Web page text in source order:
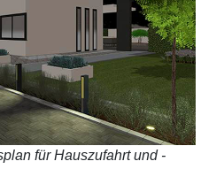
für Hauszufahrt und -